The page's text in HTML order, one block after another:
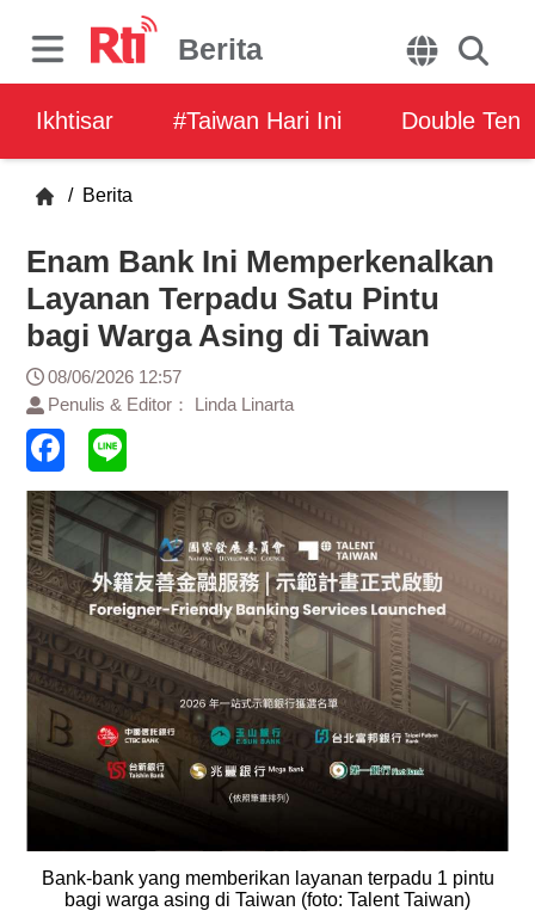
Berita
Ikhtisar #Taiwan Hari Ini Double Ten
/ Berita
Enam Bank Ini Memperkenalkan
Layanan Terpadu Satu Pintu
bagi Warga Asing di Taiwan
08/06/2026 12:57
Penulis & Editor： Linda Linarta
Bank-bank yang memberikan layanan terpadu 1 pintu
bagi warga asing di Taiwan (foto: Talent Taiwan)